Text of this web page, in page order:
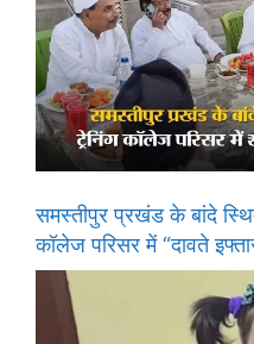
समस्तीपुर प्रखंड के बांदे स्थित
कॉलेज परिसर में “दावते